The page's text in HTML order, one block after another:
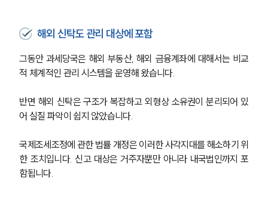
해외 신탁도 관리 대상에 포함
그동안 과세당국은 해외 부동산, 해외 금융계좌에 대해서는 비교
적 체계적인 관리 시스템을 운영해 왔습니다.
반면 해외 신탁은 구조가 복잡하고 외형상 소유권이 분리되어 있
어 실질 파악이 쉽지 않았습니다.
국제조세조정에 관한 법률 개정은 이러한 사각지대를 해소하기 위
한 조치입니다. 신고 대상은 거주자뿐만 아니라 내국법인까지 포
함됩니다.